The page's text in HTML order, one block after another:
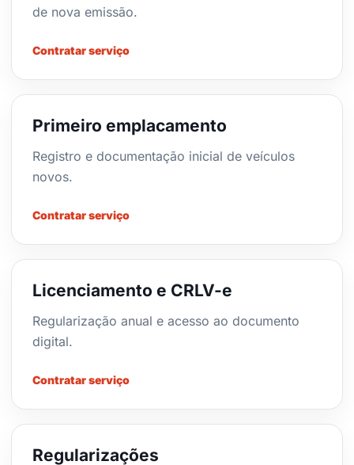
de nova emissão.
Contratar serviço
Primeiro emplacamento
Registro e documentação inicial de veículos
novos.
Contratar serviço
Licenciamento e CRLV-e
Regularização anual e acesso ao documento
digital.
Contratar serviço
Regularizações